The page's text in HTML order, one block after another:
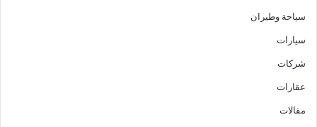
سياحة وطيران
سيارات
شركات
عقارات
مقالات